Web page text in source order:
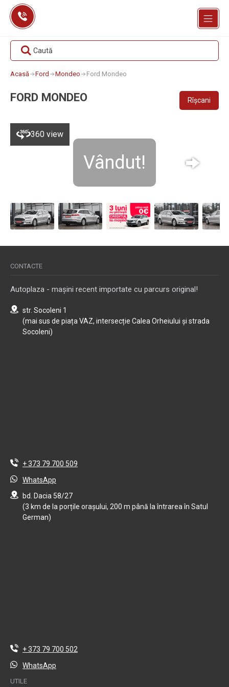
Skip
content
Caută
Acasă Ford Mondeo Ford Mondeo
FORD MONDEO Rîșcani
360 view
Vândut!
CONTACTE
Autoplaza - mașini recent importate cu parcurs original!
str. Socoleni 1
(mai sus de piața VAZ, intersecție Calea Orheiului și strada
Socoleni)
+ 373 79 700 509
WhatsApp
bd. Dacia 58/27
(3 km de la porțile orașului, 200 m până la întrarea în Satul
German)
+ 373 79 700 502
WhatsApp
UTILE